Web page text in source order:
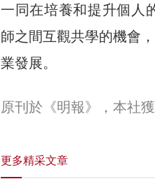
一同在培養和提升個人
師之間互觀共學的機會
業發展。
原刊於《明報》，本社
更多精采文章